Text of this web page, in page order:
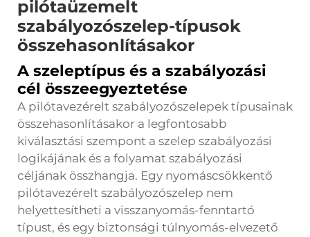
pilótaüzemelt
szabályozószelep-típusok
összehasonlításakor
A szeleptípus és a szabályozási
cél összeegyeztetése
A pilótavezérelt szabályozószelepek típusainak
összehasonlításakor a legfontosabb
kiválasztási szempont a szelep szabályozási
logikájának és a folyamat szabályozási
céljának összhangja. Egy nyomáscsökkentő
pilótavezérelt szabályozószelep nem
helyettesítheti a visszanyomás-fenntartó
típust, és egy biztonsági túlnyomás-elvezető